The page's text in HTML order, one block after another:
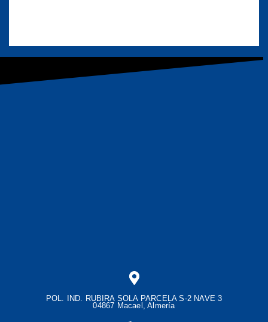
POL. IND. RUBIRA SOLA PARCELA S-2 NAVE 3
04867 Macael, Almería